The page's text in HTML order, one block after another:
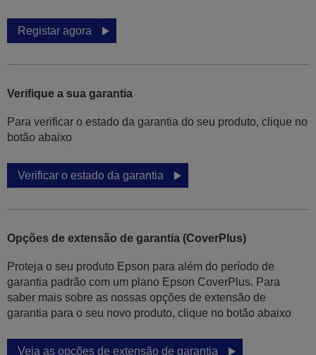
Registar agora
Verifique a sua garantia
Para verificar o estado da garantia do seu produto, clique no
botão abaixo
Verificar o estado da garantia
Opções de extensão de garantia (CoverPlus)
Proteja o seu produto Epson para além do período de
garantia padrão com um plano Epson CoverPlus. Para
saber mais sobre as nossas opções de extensão de
garantia para o seu novo produto, clique no botão abaixo
Veja as opções de extensão de garantia